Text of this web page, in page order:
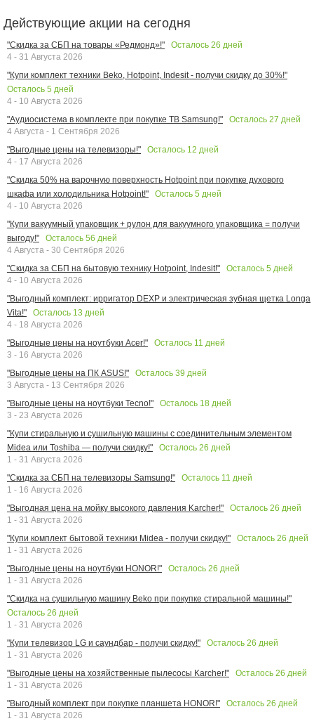
Действующие акции на сегодня
"Скидка за СБП на товары «Редмонд»!" Осталось 26 дней
4 - 31 Августа 2026
"Купи комплект техники Beko, Hotpoint, Indesit - получи скидку до 30%!"
Осталось 5 дней
4 - 10 Августа 2026
"Аудиосистема в комплекте при покупке ТВ Samsung!"
Осталось 27 дней
4 Августа - 1 Сентября 2026
"Выгодные цены на телевизоры!"
Осталось 12 дней
4 - 17 Августа 2026
"Скидка 50% на варочную поверхность Hotpoint при покупке духового
шкафа или холодильника Hotpoint!"
Осталось 5 дней
4 - 10 Августа 2026
"Купи вакуумный упаковщик + рулон для вакуумного упаковщика = получи
выгоду!"
Осталось 56 дней
4 Августа - 30 Сентября 2026
"Скидка за СБП на бытовую технику Hotpoint, Indesit!"
Осталось 5 дней
4 - 10 Августа 2026
"Выгодный комплект: ирригатор DEXP и электрическая зубная щетка Longa
Vita!"
Осталось 13 дней
4 - 18 Августа 2026
"Выгодные цены на ноутбуки Acer!"
Осталось 11 дней
3 - 16 Августа 2026
"Выгодные цены на ПК ASUS!"
Осталось 39 дней
3 Августа - 13 Сентября 2026
"Выгодные цены на ноутбуки Tecno!"
Осталось 18 дней
3 - 23 Августа 2026
"Купи стиральную и сушильную машины с соединительным элементом
Midea или Toshiba — получи скидку!"
Осталось 26 дней
1 - 31 Августа 2026
"Скидка за СБП на телевизоры Samsung!"
Осталось 11 дней
1 - 16 Августа 2026
"Выгодная цена на мойку высокого давления Karcher!"
Осталось 26 дней
1 - 31 Августа 2026
"Купи комплект бытовой техники Midea - получи скидку!"
Осталось 26 дней
1 - 31 Августа 2026
"Выгодные цены на ноутбуки HONOR!"
Осталось 26 дней
1 - 31 Августа 2026
"Скидка на сушильную машину Beko при покупке стиральной машины!"
Осталось 26 дней
1 - 31 Августа 2026
"Купи телевизор LG и саундбар - получи скидку!"
Осталось 26 дней
1 - 31 Августа 2026
"Выгодные цены на хозяйственные пылесосы Karcher!"
Осталось 26 дней
1 - 31 Августа 2026
"Выгодный комплект при покупке планшета HONOR!"
Осталось 26 дней
1 - 31 Августа 2026